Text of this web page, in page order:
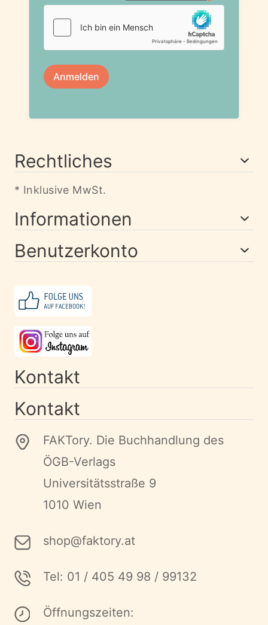
Rechtliches
* Inklusive MwSt.
Informationen
Benutzerkonto
Kontakt
Kontakt
FAKTory. Die Buchhandlung des
ÖGB-Verlags
Universitätsstraße 9
1010 Wien
shop@faktory.at
Tel: 01 / 405 49 98 / 99132
Öffnungszeiten: